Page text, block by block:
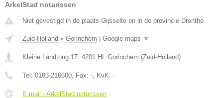
ArkelStad notarissen
Niet gevestigd in de plaats Gijsselte en in de provincie Drenthe.
Zuid-Holland » Gorinchem Google maps ▼
Kleine Landtong 17, 4201 HL Gorinchem (Zuid-Holland)
Tel: 0183-216600, Fax: -, KvK: -
E-mail › ArkelStad notarissen